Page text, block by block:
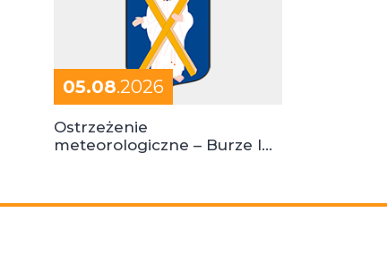
05.08.2026
Ostrzeżenie
meteorologiczne – Burze I